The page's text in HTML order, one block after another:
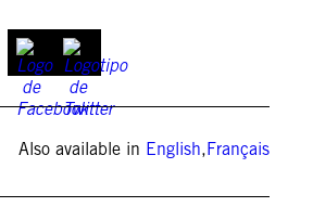
Also available in English,Français